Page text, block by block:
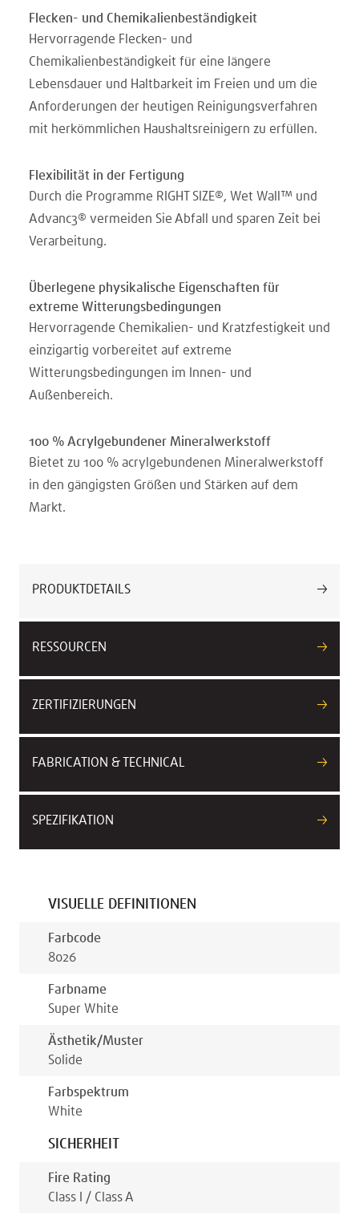
Flecken- und Chemikalienbeständigkeit
Hervorragende Flecken- und
Chemikalienbeständigkeit für eine längere
Lebensdauer und Haltbarkeit im Freien und um die
Anforderungen der heutigen Reinigungsverfahren
mit herkömmlichen Haushaltsreinigern zu erfüllen.
Flexibilität in der Fertigung
Durch die Programme RIGHT SIZE®, Wet Wall™ und
Advanc3® vermeiden Sie Abfall und sparen Zeit bei
Verarbeitung.
Überlegene physikalische Eigenschaften für
extreme Witterungsbedingungen
Hervorragende Chemikalien- und Kratzfestigkeit und
einzigartig vorbereitet auf extreme
Witterungsbedingungen im Innen- und
Außenbereich.
100 % Acrylgebundener Mineralwerkstoff
Bietet zu 100 % acrylgebundenen Mineralwerkstoff
in den gängigsten Größen und Stärken auf dem
Markt.
PRODUKTDETAILS
RESSOURCEN
ZERTIFIZIERUNGEN
FABRICATION & TECHNICAL
SPEZIFIKATION
VISUELLE DEFINITIONEN
Farbcode
8026
Farbname
Super White
Ästhetik/muster
Solide
Farbspektrum
White
SICHERHEIT
Fire Rating
Class I / Class A